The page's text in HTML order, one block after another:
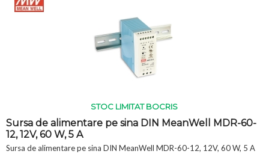
STOC LIMITAT BOCRIS
Sursa de alimentare pe sina DIN MeanWell MDR-60-
12, 12V, 60 W, 5 A
Sursa de alimentare pe sina DIN MeanWell MDR-60-12, 12V, 60 W, 5 A